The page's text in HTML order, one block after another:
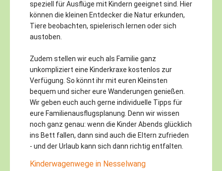
speziell für Ausflüge mit Kindern geeignet sind. Hier
können die kleinen Entdecker die Natur erkunden,
Tiere beobachten, spielerisch lernen oder sich
austoben.
Zudem stellen wir euch als Familie ganz
unkompliziert eine Kinderkraxe kostenlos zur
Verfügung. So könnt ihr mit euren Kleinsten
bequem und sicher eure Wanderungen genießen.
Wir geben euch auch gerne individuelle Tipps für
eure Familienausflugsplanung. Denn wir wissen
noch ganz genau: wenn die Kinder Abends glücklich
ins Bett fallen, dann sind auch die Eltern zufrieden
- und der Urlaub kann sich dann richtig entfalten.
Kinderwagenwege in Nesselwang